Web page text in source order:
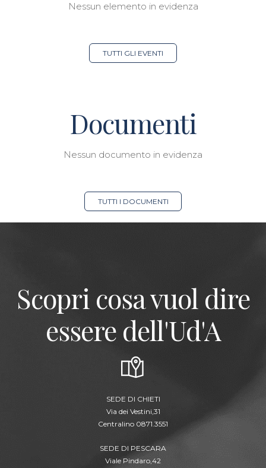
Nessun elemento in evidenza
TUTTI GLI EVENTI
Documenti
Nessun documento in evidenza
TUTTI I DOCUMENTI
Scopri cosa vuol dire
essere dell'Ud'A
SEDE DI CHIETI
Via dei Vestini,31
Centralino 0871.3551
SEDE DI PESCARA
Viale Pindaro,42